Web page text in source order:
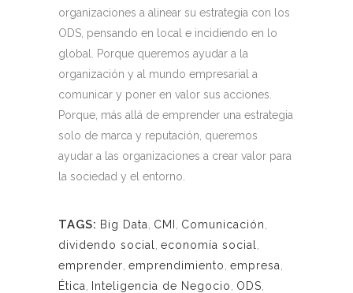
organizaciones a alinear su estrategia con los
ODS, pensando en local e incidiendo en lo
global. Porque queremos ayudar a la
organización y al mundo empresarial a
comunicar y poner en valor sus acciones.
Porque, más allá de emprender una estrategia
solo de marca y reputación, queremos
ayudar a las organizaciones a crear valor para
la sociedad y el entorno.
TAGS: Big Data CMI Comunicación
dividendo social
economía social
emprender emprendimiento empresa
Ética
Inteligencia de Negocio ODS